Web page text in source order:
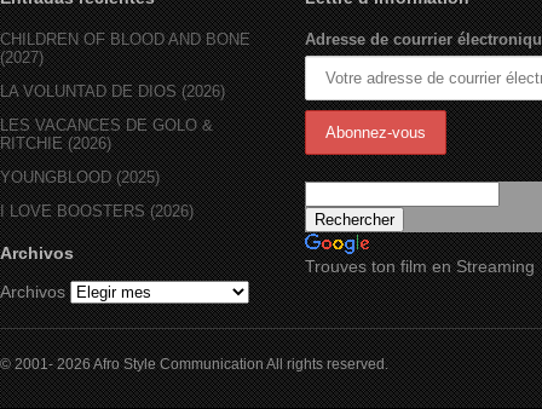
CHILDREN OF BLOOD AND BONE
(2027)
LA VOLUNTAD DE DIOS (2026)
LES VACANCES DE GOLO &
RITCHIE (2026)
YOUNGBLOOD (2025)
I LOVE BOOSTERS (2026)
Archivos
Archivos
Adresse de courrier
Trouves ton film en Streaming
© 2001- 2026 Afro Style Communication All rights reserved.